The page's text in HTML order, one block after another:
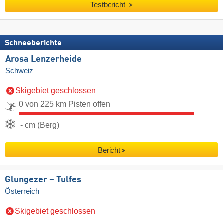
Testbericht
Schneeberichte
Arosa Lenzerheide
Schweiz
Skigebiet geschlossen
0 von 225 km Pisten offen
- cm (Berg)
Bericht
Glungezer – Tulfes
Österreich
Skigebiet geschlossen